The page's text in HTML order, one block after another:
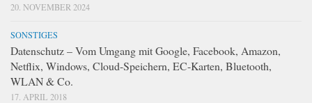
20. NOVEMBER 2024
SONSTIGES
Datenschutz – Vom Umgang mit Google, Facebook, Amazon,
Netflix, Windows, Cloud-Speichern, EC-Karten, Bluetooth,
WLAN & Co.
17. APRIL 2018